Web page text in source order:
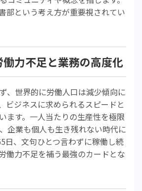
部という考え方が重要視されてい
力不足と業務の高度化
、世界的に労働人口は減少傾向に
ビジネスに求められるスピードと
ます。一人当たりの生産性を極限
企業も個人も生き残れない時代に
日、文句ひとつ言わずに稼働し続
働力不足を補う最強のカードとな